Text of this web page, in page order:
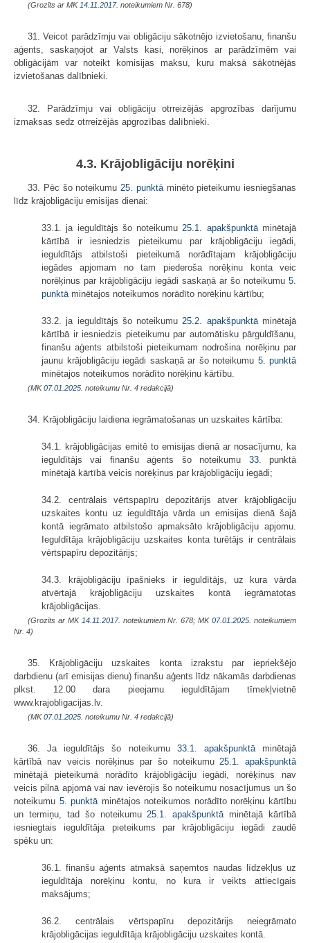
(Grozīts ar MK 14.11.2017. noteikumiem Nr. 678)
31. Veicot parādzīmju vai obligāciju sākotnējo izvietošanu, finanšu
aģents, saskaņojot ar Valsts kasi, norēķinos ar parādzīmēm vai
obligācijām var noteikt komisijas maksu, kuru maksā sākotnējās
izvietošanas dalībnieki.
32. Parādzīmju vai obligāciju otrreizējās apgrozības darījumu
izmaksas sedz otrreizējās apgrozības dalībnieki.
4.3. Krājobligāciju norēķini
33. Pēc šo noteikumu 25. punktāminēto pieteikumu iesniegšanas
līdz krājobligāciju emisijas dienai:
33.1. ja ieguldītājs šo noteikumu 25.1. apakšpunktāminētajā
kārtībā ir iesniedzis pieteikumu par krājobligāciju iegādi,
ieguldītājs atbilstoši pieteikumā norādītajam krājobligāciju
iegādes apjomam no tam piederoša norēķinu konta veic
norēķinus par krājobligāciju iegādi saskaņā ar šo noteikumu 5.
punktā minētajos noteikumos norādīto norēķinu kārtību;
33.2. ja ieguldītājs šo noteikumu 25.2. apakšpunktāminētajā
kārtībā ir iesniedzis pieteikumu par automātisku pārguldīšanu,
finanšu aģents atbilstoši pieteikumam nodrošina norēķinu par
jaunu krājobligāciju iegādi saskaņā ar šo noteikumu 5. punktā
minētajos noteikumos norādīto norēķinu kārtību.
(MK07.01.2025. noteikumu Nr. 4 redakcijā)
34. Krājobligāciju laidiena iegrāmatošanas un uzskaites kārtība:
34.1. krājobligācijas emitē to emisijas dienā ar nosacījumu, ka
ieguldītājs vai finanšu aģents šo noteikumu 33.
punktā
minētajā kārtībā veicis norēķinus par krājobligāciju iegādi;
34.2. centrālais vērtspapīru depozitārijs atver krājobligāciju
uzskaites kontu uz ieguldītāja vārda un emisijas dienā šajā
kontā iegrāmato atbilstošo apmaksāto krājobligāciju apjomu.
Ieguldītāja krājobligāciju uzskaites konta turētājs ir centrālais
vērtspapīru depozitārijs;
34.3. krājobligāciju īpašnieks ir ieguldītājs, uz kura vārda
atvērtajā krājobligāciju uzskaites kontā iegrāmatotas
krājobligācijas.
(Grozīts ar MK 14.11.2017. noteikumiem Nr. 678; MK07.01.2025. noteikumiem
Nr. 4)
35. Krājobligāciju uzskaites konta izrakstu par iepriekšējo
darbdienu (arī emisijas dienu) finanšu aģents līdz nākamās darbdienas
plkst. 12.00 dara pieejamu ieguldītājam tīmekļvietnē
www.krajobligacijas.lv.
(MK07.01.2025. noteikumu Nr. 4 redakcijā)
36. Ja ieguldītājs šo noteikumu 33.1. apakšpunktāminētajā
kārtībā nav veicis norēķinus par šo noteikumu 25.1. apakšpunktā
minētajā pieteikumā norādīto krājobligāciju iegādi, norēķinus nav
veicis pilnā apjomā vai nav ievērojis šo noteikumu nosacījumus un šo
noteikumu 5. punktā minētajos noteikumos norādīto norēķinu kārtību
un termiņu, tad šo noteikumu 25.1. apakšpunktā minētajā kārtībā
iesniegtais ieguldītāja pieteikums par krājobligāciju iegādi zaudē
spēku un:
36.1. finanšu aģents atmaksā saņemtos naudas līdzekļus uz
ieguldītāja norēķinu kontu, no kura ir veikts attiecīgais
maksājums;
36.2. centrālais vērtspapīru depozitārijs neiegrāmato
krājobligācijas ieguldītāja krājobligāciju uzskaites kontā.